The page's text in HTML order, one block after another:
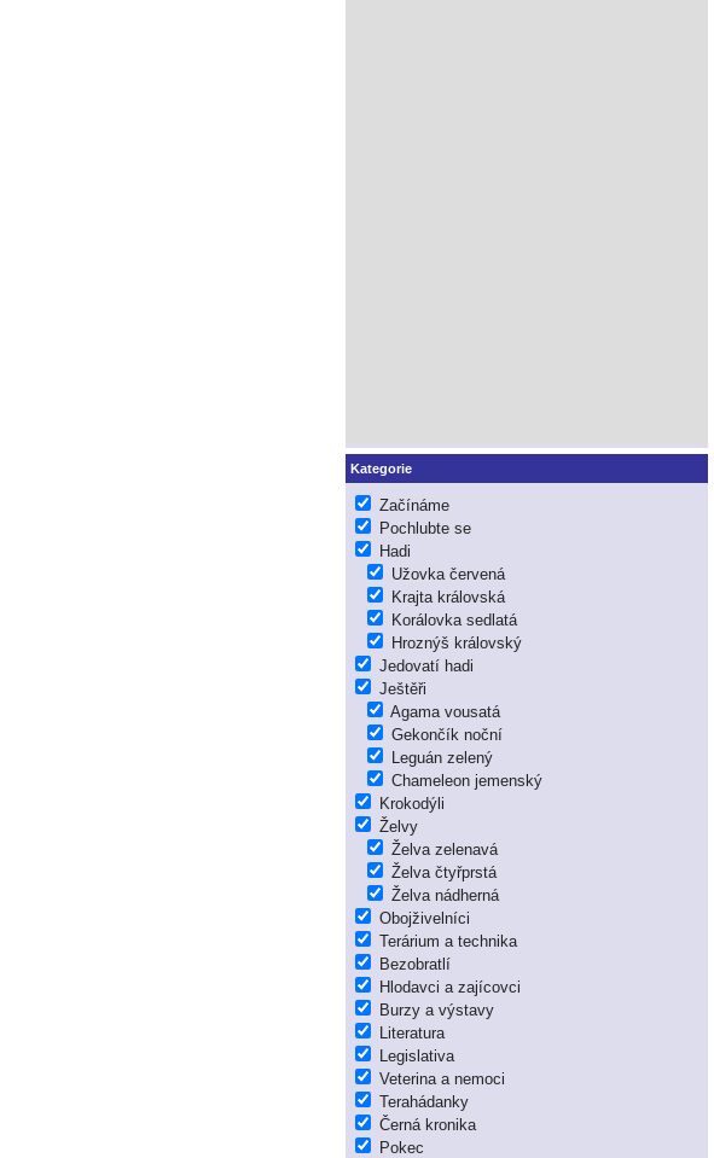
Kategorie
Začínáme
Pochlubte se
Hadi
Užovka červená
Krajta královská
Korálovka sedlatá
Hroznýš královský
Jedovatí hadi
Ještěři
Agama vousatá
Gekončík noční
Leguán zelený
Chameleon jemenský
Krokodýli
Želvy
Želva zelenavá
Želva čtyřprstá
Želva nádherná
Obojživelníci
Terárium a technika
Bezobratlí
Hlodavci a zajícovci
Burzy a výstavy
Literatura
Legislativa
Veterina a nemoci
Terahádanky
Černá kronika
Pokec